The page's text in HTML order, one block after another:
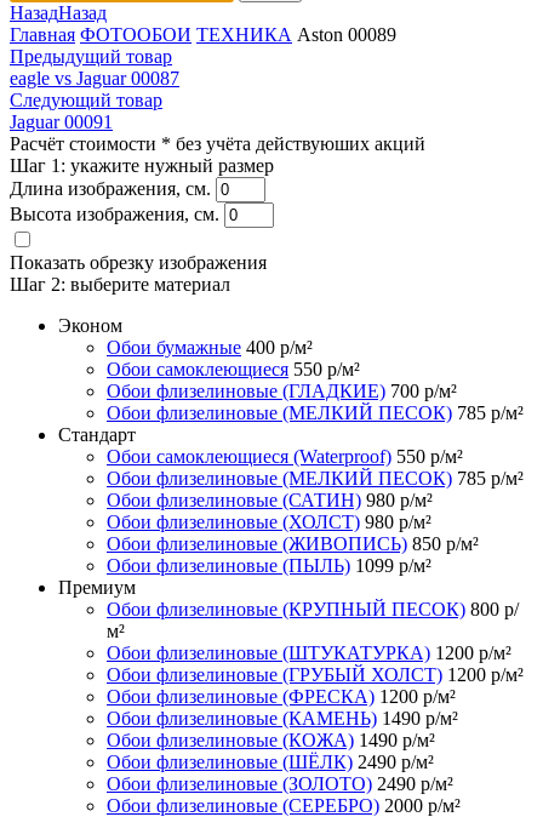
НазадНазад
Главная ФОТООБОИ ТЕХНИКА Aston 00089
Предыдущий товар
eagle vs Jaguar 00087
Следующий товар
Jaguar 00091
Расчёт стоимости * без учёта действуюших акций
Шаг 1: укажите нужный размер
Длина изображения, см.
Высота изображения, см.
Показать обрезку изображения
Шаг 2: выберите материал
Эконом
Обои бумажные 400 р/м²
Обои самоклеющиеся 550 р/м²
Обои флизелиновые (ГЛАДКИЕ) 700 р/м²
Обои флизелиновые (МЕЛКИЙ ПЕСОК) 785 р/м²
Стандарт
Обои самоклеющиеся (Waterproof) 550 р/м²
Обои флизелиновые (МЕЛКИЙ ПЕСОК) 785 р/м²
Обои флизелиновые (САТИН) 980 р/м²
Обои флизелиновые (ХОЛСТ) 980 р/м²
Обои флизелиновые (ЖИВОПИСЬ) 850 р/м²
Обои флизелиновые (ПЫЛЬ) 1099 р/м²
Премиум
Обои флизелиновые (КРУПНЫЙ ПЕСОК) 800 р/
м²
Обои флизелиновые (ШТУКАТУРКА) 1200 р/м²
Обои флизелиновые (ГРУБЫЙ ХОЛСТ) 1200 р/м²
Обои флизелиновые (ФРЕСКА) 1200 р/м²
Обои флизелиновые (КАМЕНЬ) 1490 р/м²
Обои флизелиновые (КОЖА) 1490 р/м²
Обои флизелиновые (ШЁЛК) 2490 р/м²
Обои флизелиновые (ЗОЛОТО) 2490 р/м²
Обои флизелиновые (СЕРЕБРО) 2000 р/м²